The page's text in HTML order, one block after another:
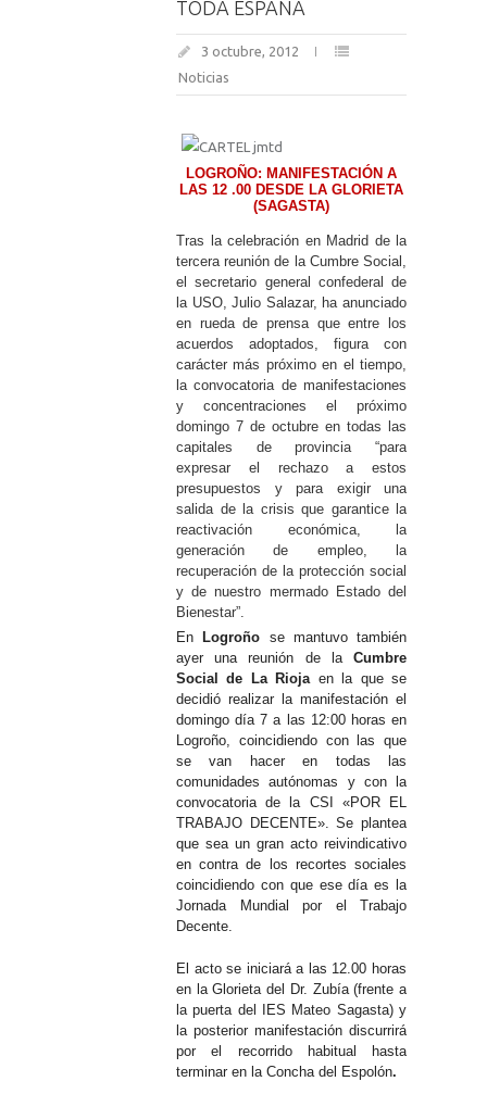
TODA ESPAÑA
3 octubre, 2012
Noticias
LOGROÑO: MANIFESTACIÓN A
LAS 12 .00 DESDE LA GLORIETA
(SAGASTA)
Tras la celebración en Madrid de la
tercera reunión de la Cumbre Social,
el secretario general confederal de
la USO, Julio Salazar, ha anunciado
en rueda de prensa que entre los
acuerdos adoptados, figura con
carácter más próximo en el tiempo,
la convocatoria de manifestaciones
y concentraciones el próximo
domingo 7 de octubre en todas las
capitales de provincia “para
expresar el rechazo a estos
presupuestos y para exigir una
salida de la crisis que garantice la
reactivación económica, la
generación de empleo, la
recuperación de la protección social
y de nuestro mermado Estado del
Bienestar”.
En
Logroño se mantuvo también
ayer una reunión de la Cumbre
Social de La Rioja en la que se
decidió realizar la manifestación el
domingo día 7 a las 12:00 horas en
Logroño, coincidiendo con las que
se van hacer en todas las
comunidades autónomas y con la
convocatoria de la CSI «POR EL
TRABAJO DECENTE». Se plantea
que sea un gran acto reivindicativo
en contra de los recortes sociales
coincidiendo con que ese día es la
Jornada Mundial por el Trabajo
Decente.
El acto se iniciará a las 12.00 horas
en la Glorieta del Dr. Zubía (frente a
la puerta del IES Mateo Sagasta) y
la posterior manifestación discurrirá
por el recorrido habitual hasta
terminar en la Concha del Espolón.